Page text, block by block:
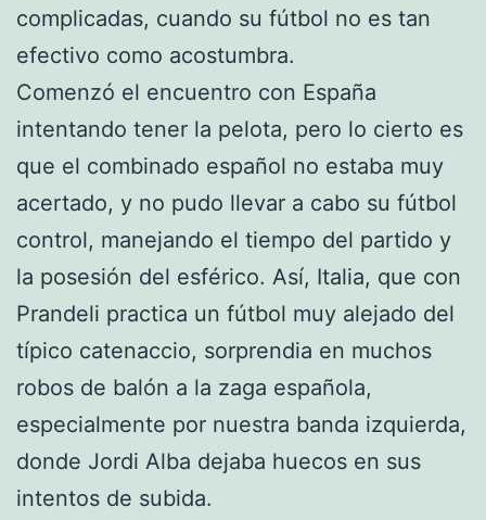
complicadas, cuando su fútbol no es tan
efectivo como acostumbra.
Comenzó el encuentro con España
intentando tener la pelota, pero lo cierto es
que el combinado español no estaba muy
acertado, y no pudo llevar a cabo su fútbol
control, manejando el tiempo del partido y
la posesión del esférico. Así, Italia, que con
Prandeli practica un fútbol muy alejado del
típico catenaccio, sorprendia en muchos
robos de balón a la zaga española,
especialmente por nuestra banda izquierda,
donde Jordi Alba dejaba huecos en sus
intentos de subida.